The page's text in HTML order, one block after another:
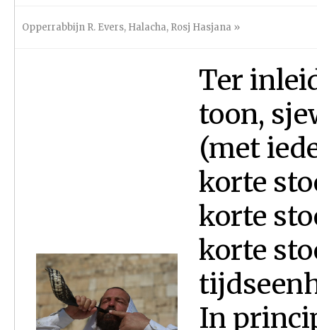
Opperrabbijn R. Evers, Halacha, Rosj Hasjana »
Ter
toon,
(met
korte
korte
korte
In